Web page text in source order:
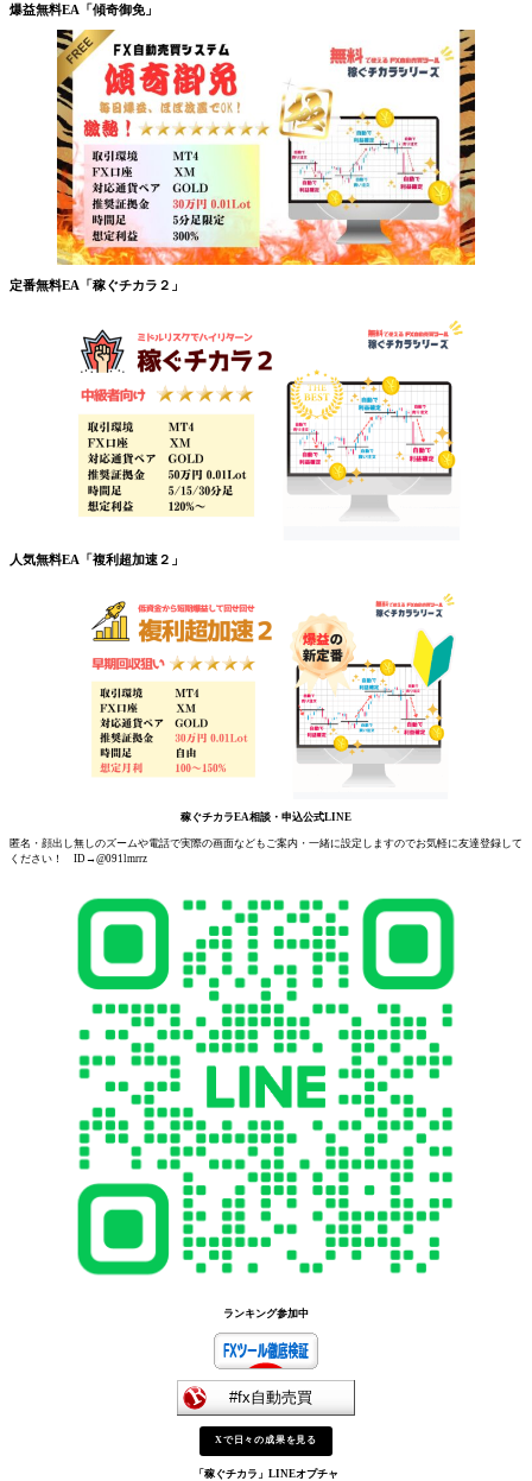
爆益無料EA「傾奇御免」
定番無料EA「稼ぐチカラ２」
人気無料EA「複利超加速２」
稼ぐチカラEA相談・申込公式LINE
匿名・顔出し無しのズームや電話で実際の画面などもご案内・一緒に設定しますのでお気軽に友達登録して
ください！ ID→@091lmrrz
ランキング参加中
Xで日々の成果を見る
「稼ぐチカラ」 LINEオプチャ